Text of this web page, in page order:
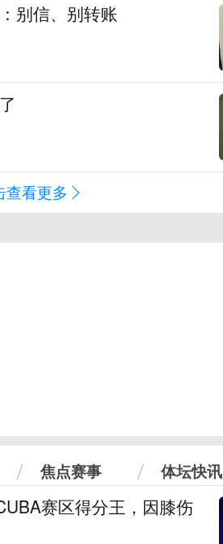
别信、别转账
查看更多
焦点赛事 体坛快讯
赛区得分王，因膝伤